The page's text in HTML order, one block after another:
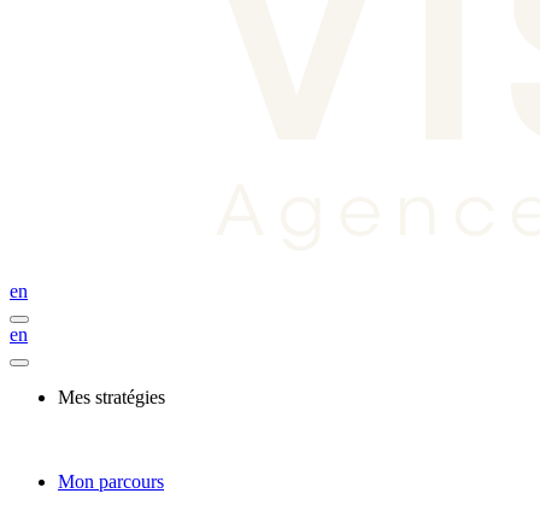
en
en
Mes stratégies
Mon parcours